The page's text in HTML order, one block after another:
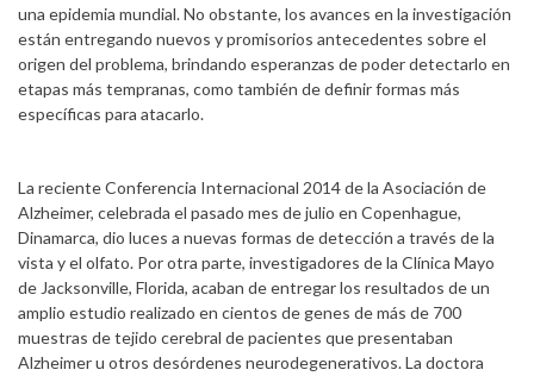
una epidemia mundial. No obstante, los avances en la investigación
están entregando nuevos y promisorios antecedentes sobre el
origen del problema, brindando esperanzas de poder detectarlo en
etapas más tempranas, como también de definir formas más
específicas para atacarlo.
La reciente Conferencia Internacional 2014 de la Asociación de
Alzheimer, celebrada el pasado mes de julio en Copenhague,
Dinamarca, dio luces a nuevas formas de detección a través de la
vista y el olfato. Por otra parte, investigadores de la Clínica Mayo
de Jacksonville, Florida, acaban de entregar los resultados de un
amplio estudio realizado en cientos de genes de más de 700
muestras de tejido cerebral de pacientes que presentaban
Alzheimer u otros desórdenes neurodegenerativos. La doctora